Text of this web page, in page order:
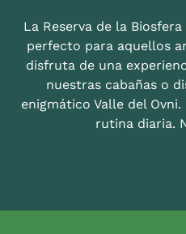
La Reserva de la
perfecto para aquellos
disfruta de una
nuestras cabañas o
enigmático Valle del
rutina diaria.